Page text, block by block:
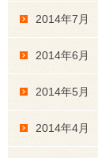
2014年7月
2014年6月
2014年5月
2014年4月